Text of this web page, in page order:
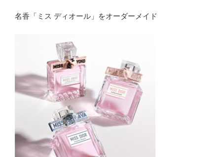
名香「ミス ディオール」をオーダーメイド